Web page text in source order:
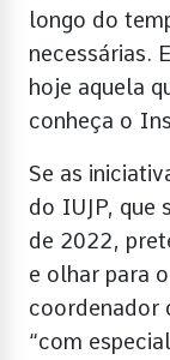
longo do
necessárias.
hoje aquela
conheça o
Se as
do IUJP, que
de 2022,
e olhar para
coordenador
“com